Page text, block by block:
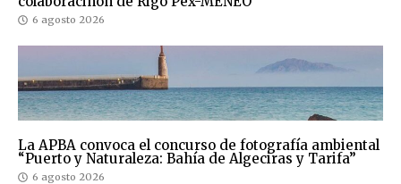
6 agosto 2026
La APBA convoca el concurso de fotografía ambiental
“Puerto y Naturaleza: Bahía de Algeciras y Tarifa”
6 agosto 2026